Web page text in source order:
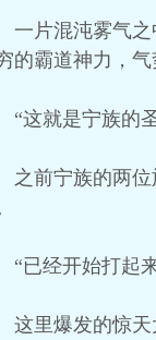
一片混沌雾气
的霸道神力，气
“这就是宁族的
之前宁族的两
“已经开始打起
这里爆发的惊